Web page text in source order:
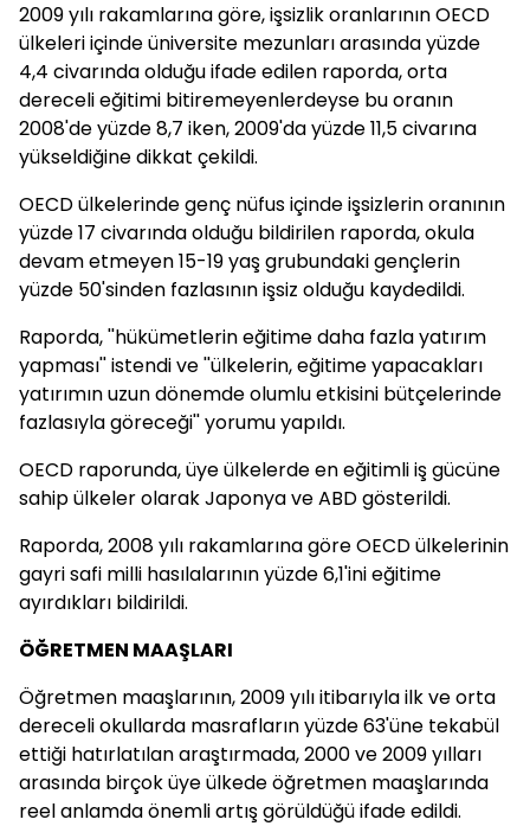
2009 yılı rakamlarına göre, işsizlik oranlarının OECD
ülkeleri içinde üniversite mezunları arasında yüzde
4,4 civarında olduğu ifade edilen raporda, orta
dereceli eğitimi bitiremeyenlerdeyse bu oranın
2008'de yüzde 8,7 iken, 2009'da yüzde 11,5 civarına
yükseldiğine dikkat çekildi.
OECD ülkelerinde genç nüfus içinde işsizlerin oranının
yüzde 17 civarında olduğu bildirilen raporda, okula
devam etmeyen 15-19 yaş grubundaki gençlerin
yüzde 50'sinden fazlasının işsiz olduğu kaydedildi.
Raporda, ''hükümetlerin eğitime daha fazla yatırım
yapması'' istendi ve ''ülkelerin, eğitime yapacakları
yatırımın uzun dönemde olumlu etkisini bütçelerinde
fazlasıyla göreceği'' yorumu yapıldı.
OECD raporunda, üye ülkelerde en eğitimli iş gücüne
sahip ülkeler olarak Japonya ve ABD gösterildi.
Raporda, 2008 yılı rakamlarına göre OECD ülkelerinin
gayri safi milli hasılalarının yüzde 6,1'ini eğitime
ayırdıkları bildirildi.
ÖĞRETMEN MAAŞLARI
Öğretmen maaşlarının, 2009 yılı itibarıyla ilk ve orta
dereceli okullarda masrafların yüzde 63'üne tekabül
ettiği hatırlatılan araştırmada, 2000 ve 2009 yılları
arasında birçok üye ülkede öğretmen maaşlarında
reel anlamda önemli artış görüldüğü ifade edildi.